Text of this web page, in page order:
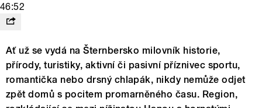
46:52
Ať už se vydá na Šternbersko milovník historie,
přírody, turistiky, aktivní či pasivní příznivec sportu,
romantička nebo drsný chlapák, nikdy nemůže odjet
zpět domů s pocitem promarněného času. Region,